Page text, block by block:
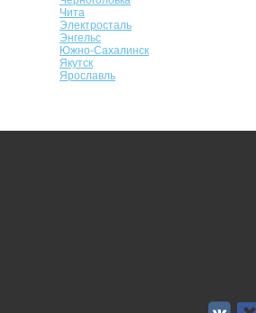
Чита
Электросталь
Энгельс
Южно-Сахалинск
Якутск
Ярославль